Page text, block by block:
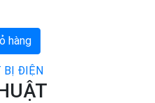
hàng
BỊ ĐIỆN